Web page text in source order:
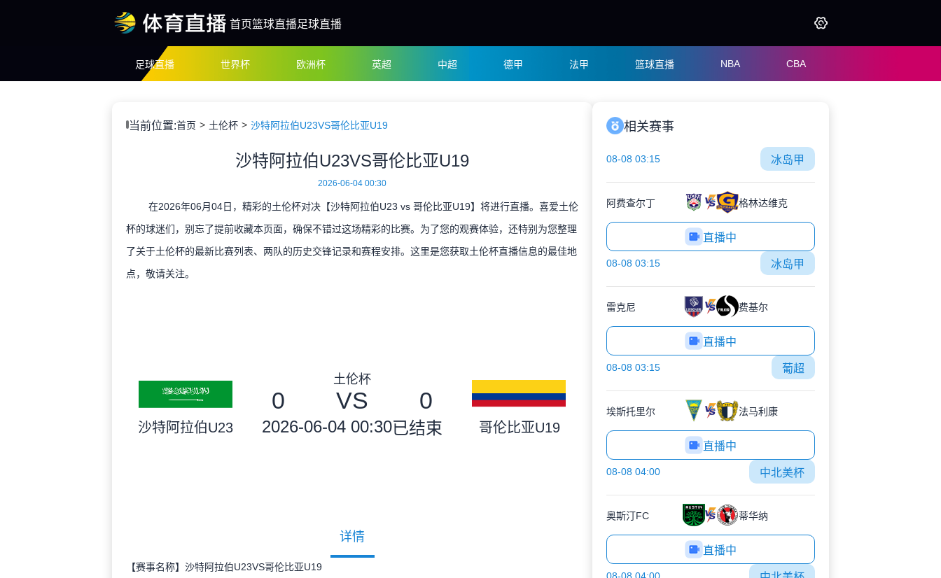
首页篮球直播足球直播
足球直播 世界杯 欧洲杯 英超 中超 德甲 法甲 篮球直播 NBA CBA
当前位置:首页 土伦杯 沙特阿拉伯U23VS哥伦比亚U19
沙特阿拉伯U23VS哥伦比亚U19
2026-06-04 00:30
在2026年06月04日，精彩的土伦杯对决【沙特阿拉伯U23 vs 哥伦比亚U19】将进行直播。喜爱土伦
杯的球迷们，别忘了提前收藏本页面，确保不错过这场精彩的比赛。为了您的观赛体验，还特别为您整理
了关于土伦杯的最新比赛列表、两队的历史交锋记录和赛程安排。这里是您获取土伦杯直播信息的最佳地
点，敬请关注。
沙特阿拉伯U23
土伦杯
0 VS 0
2026-06-04 00:30已结束 哥伦比亚U19
详情
【赛事名称】沙特阿拉伯U23VS哥伦比亚U19
相关赛事
08-08 03:15 冰岛甲
阿费查尔丁 格林达维克
直播中
08-08 03:15 冰岛甲
雷克尼 费基尔
直播中
08-08 03:15 葡超
埃斯托里尔 法马利康
直播中
08-08 04:00 中北美杯
奥斯汀FC 蒂华纳
直播中